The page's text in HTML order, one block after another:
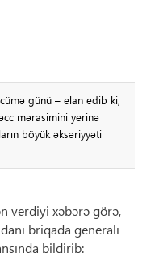
günü – elan edib ki,
mərasimini yerinə
böyük əksəriyyəti
verdiyi xəbərə görə,
briqada generalı
bildirib: